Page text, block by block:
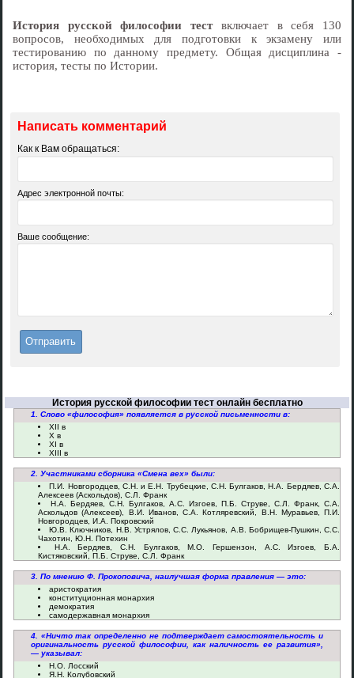
История русской философии тествключает в себя 130
вопросов, необходимых для подготовки к экзамену или
тестированию по данному предмету. Общая дисциплина -
история, тесты по Истории.
Написать комментарий
Как к Вам обращаться:
Адрес электронной почты:
Ваше сообщение:
История русской философии тест онлайн бесплатно
1. Слово «философия» появляется в русской письменности в:
XII в
X в
XI в
XIII в
2. Участниками сборника «Смена вех» были:
П.И. Новгородцев, С.Н. и Е.Н. Трубецкие, С.Н. Булгаков, Н.А. Бердяев, С.А.
Алексеев (Аскольдов), С.Л. Франк
Н.А. Бердяев, С.Н. Булгаков, А.С. Изгоев, П.Б. Струве, С.Л. Франк, С.А.
Аскольдов (Алексеев), В.И. Иванов, С.А. Котляревский, В.Н. Муравьев, П.И.
Новгородцев, И.А. Покровский
Ю.В. Ключников, Н.В. Устрялов, С.С. Лукьянов, А.В. Бобрищев-Пушкин, С.С.
Чахотин, Ю.Н. Потехин
Н.А. Бердяев, С.Н. Булгаков, М.О. Гершензон, А.С. Изгоев, Б.А.
Кистяковский, П.Б. Струве, С.Л. Франк
3. По мнению Ф. Прокоповича, наилучшая форма правления — это:
аристократия
конституционная монархия
демократия
самодержавная монархия
4. «Ничто так определенно не подтверждает самостоятельность и
оригинальность русской философии, как наличность ее развития»,
— указывал:
Н.О. Лосский
Я.Н. Колубовский